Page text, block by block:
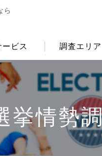
ら
ービス 調査エリア
挙情勢